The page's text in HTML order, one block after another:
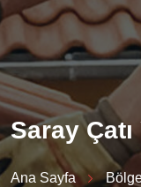
Saray Çatı
Ana Sayfa